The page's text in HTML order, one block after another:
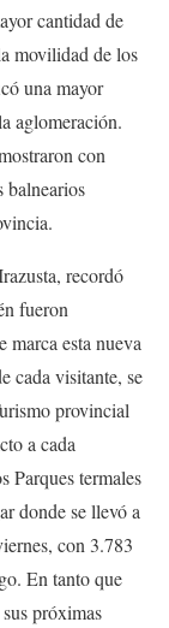
cantidad de
movilidad de los
una mayor
aglomeración.
con
balnearios
recordó
fueron
marca esta nueva
cada visitante, se
provincial
a cada
Parques termales
donde se llevó a
con 3.783
En tanto que
próximas